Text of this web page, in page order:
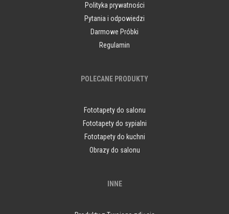
Polityka prywatności
Pytania i odpowiedzi
Darmowe Próbki
Regulamin
POLECANE PRODUKTY
Fototapety do salonu
Fototapety do sypialni
Fototapety do kuchni
Obrazy do salonu
INNE